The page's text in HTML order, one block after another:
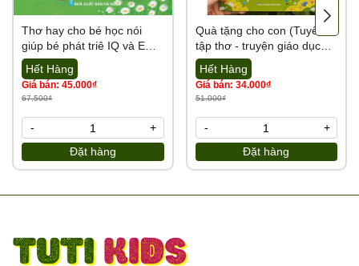
thiếu thừa, lỗi do nhà sản xuất kho sẽ bảo hành đổi trả cho khách
hàng
Liên hệ Hotline để giải đáp mọi thắc mắc về sản phẩm:
0989.286.991
Cám ơn sự đồng hành của quý đại lý cùng Tổng kho Tutikids
https://tongkhotutikids.com/
Thơ hay cho bé học nói
giúp bé phát triê IQ và EQ
(Các con vật đáng yêu)
Hết Hàng
Giá bán: 45.000₫
67.500₫
Đặt hàng
- +
Quà tặng cho con (Tuyển
tập thơ - truyện giáo dục
đạo đức, lỗi sống cho trẻ
em)
Hết Hàng
Giá bán: 34.000₫
51.000₫
Đặt hàng
- +